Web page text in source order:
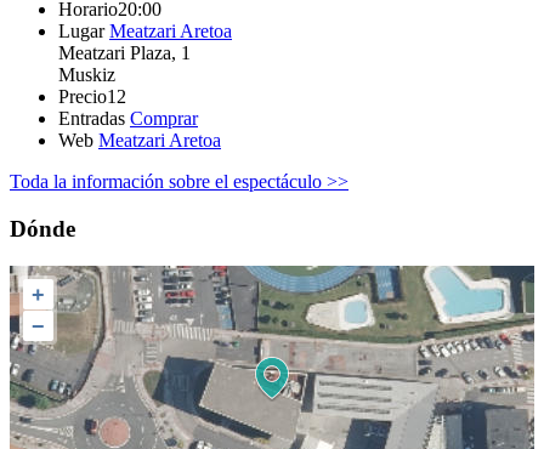
Horario20:00
Lugar Meatzari Aretoa
Meatzari Plaza, 1
Muskiz
Precio12
Entradas Comprar
Web Meatzari Aretoa
Toda la información sobre el espectáculo >>
Dónde
+
−